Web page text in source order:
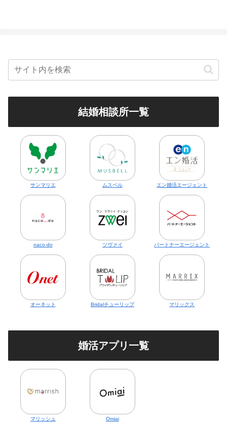
結婚相談所一覧
サンマリエ ムスベル エン婚活エージェント
naco-do ツヴァイ パートナーエージェント
オーネット Bridalチューリップ マリックス
婚活アプリ一覧
マリッシュ Omiai